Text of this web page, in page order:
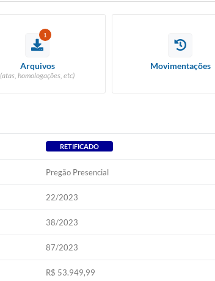
1
Arquivos
(atas, homologações, etc)
Movimentações
RETIFICADO
Pregão Presencial
22/2023
38/2023
87/2023
R$ 53.949,99